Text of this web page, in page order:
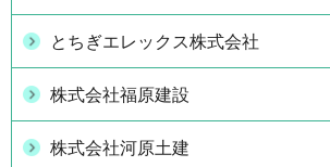
とちぎエレックス株式会社
株式会社福原建設
株式会社河原土建